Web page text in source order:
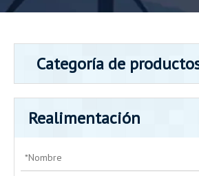
Categoría de
Realimentación